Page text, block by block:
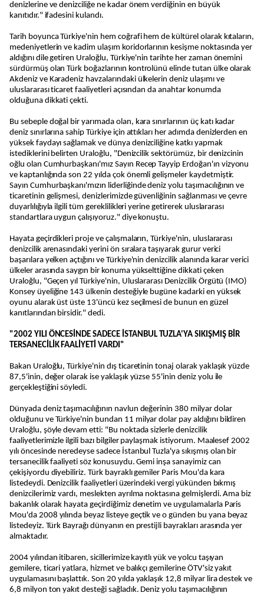
denizlerine ve denizciliğe ne kadar önem verdiğinin en büyük
kanıtıdır." ifadesini kulandı.
Tarih boyunca Türkiye'nin hem coğrafi hem de kültürel olarak kıtaların,
medeniyetlerin ve kadim ulaşım koridorlarının kesişme noktasında yer
aldığını dile getiren Uraloğlu, Türkiye'nin tarihte her zaman önemini
sürdürmüş olan Türk boğazlarının kontrolünü elinde tutan ülke olarak
Akdeniz ve Karadeniz havzalarındaki ülkelerin deniz ulaşımı ve
uluslararası ticaret faaliyetleri açısından da anahtar konumda
olduğuna dikkati çekti.
Bu sebeple doğal bir yarımada olan, kara sınırlarının üç katı kadar
deniz sınırlarına sahip Türkiye için attıkları her adımda denizlerden en
yüksek faydayı sağlamak ve dünya denizciliğine katkı yapmak
istediklerini belirten Uraloğlu, "Denizcilik sektörümüz, bir denizcinin
oğlu olan Cumhurbaşkanı'mız Sayın Recep Tayyip Erdoğan'ın vizyonu
ve kaptanlığında son 22 yılda çok önemli gelişmeler kaydetmiştir.
Sayın Cumhurbaşkanı'mızın liderliğinde deniz yolu taşımacılığının ve
ticaretinin gelişmesi, denizlerimizde güvenliğinin sağlanması ve çevre
duyarlılığıyla ilgili tüm gereklilikleri yerine getirerek uluslararası
standartlara uygun çalışıyoruz." diye konuştu.
Hayata geçirdikleri proje ve çalışmaların, Türkiye'nin, uluslararası
denizcilik arenasındaki yerini ön sıralara taşıyarak gurur verici
başarılara yelken açtığını ve Türkiye'nin denizcilik alanında karar verici
ülkeler arasında saygın bir konuma yükselttiğine dikkati çeken
Uraloğlu, "Geçen yıl Türkiye'nin, Uluslararası Denizcilik Örgütü (IMO)
Konsey üyeliğine 143 ülkenin desteğiyle bugüne kadarki en yüksek
oyunu alarak üst üste 13'üncü kez seçilmesi de bunun en güzel
kanıtlarından birsidir." dedi.
"2002 YILI ÖNCESİNDE SADECE İSTANBUL TUZLA'YA SIKIŞMIŞ BİR
TERSANECİLİK FAALİYETİ VARDI"
Bakan Uraloğlu, Türkiye'nin dış ticaretinin tonaj olarak yaklaşık yüzde
87,5'inin, değer olarak ise yaklaşık yüzse 55'inin deniz yolu ile
gerçekleştiğini söyledi.
Dünyada deniz taşımacılığının navlun değerinin 380 milyar dolar
olduğunu ve Türkiye'nin bundan 11 milyar dolar pay aldığını bildiren
Uraloğlu, şöyle devam etti: "Bu noktada sizlerle denizcilik
faaliyetlerimizle ilgili bazı bilgiler paylaşmak istiyorum. Maalesef 2002
yılı öncesinde neredeyse sadece İstanbul Tuzla'ya sıkışmış olan bir
tersanecilik faaliyeti söz konusuydu. Gemi inşa sanayimiz can
çekişiyordu diyebiliriz. Türk bayraklı gemiler Paris Mou'da kara
listedeydi. Denizcilik faaliyetleri üzerindeki vergi yükünden bıkmış
denizcilerimiz vardı, meslekten ayrılma noktasına gelmişlerdi. Ama biz
bakanlık olarak hayata geçirdiğimiz denetim ve uygulamalarla Paris
Mou'da 2008 yılında beyaz listeye geçtik ve o günden bu yana beyaz
listedeyiz. Türk Bayrağı dünyanın en prestijli bayrakları arasında yer
almaktadır.
2004 yılından itibaren, sicillerimize kayıtlı yük ve yolcu taşıyan
gemilere, ticari yatlara, hizmet ve balıkçı gemilerine ÖTV'siz yakıt
uygulamasını başlattık. Son 20 yılda yaklaşık 12,8 milyar lira destek ve
6,8 milyon ton yakıt desteği sağladık. Deniz yolu taşımacılığının